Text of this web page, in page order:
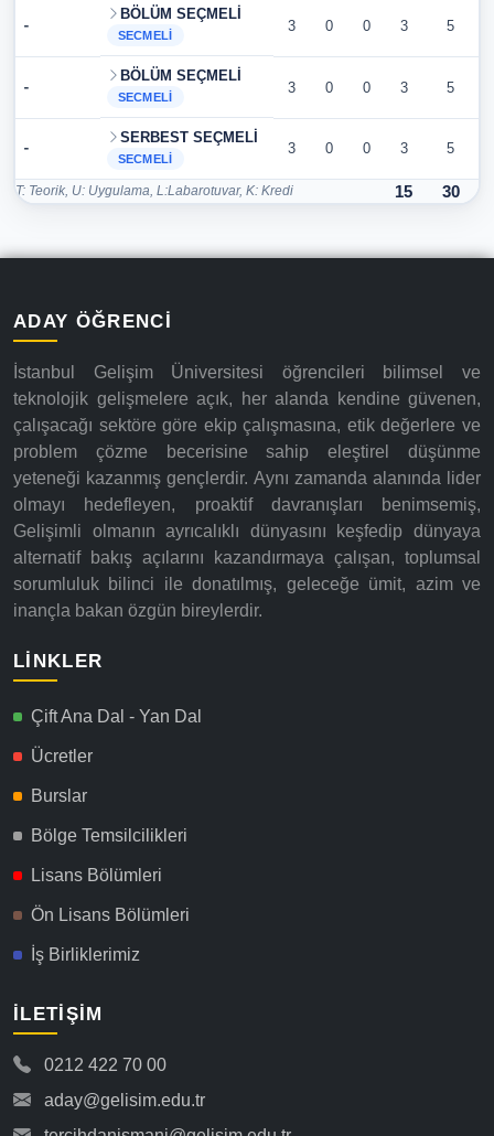
-
BÖLÜM SEÇMELİ
SECMELI
3 0 0 3 5
-
BÖLÜM SEÇMELİ
SECMELI
3 0 0 3 5
-
SERBEST SEÇMELİ
SECMELI
3 0 0 3 5
T: Teorik, U: Uygulama, L:Labarotuvar, K: Kredi 15 30
ADAY ÖĞRENCI
İstanbul Gelişim Üniversitesi öğrencileri bilimsel ve
teknolojik gelişmelere açık, her alanda kendine güvenen,
çalışacağı sektöre göre ekip çalışmasına, etik değerlere ve
problem çözme becerisine sahip eleştirel düşünme
yeteneği kazanmış gençlerdir. Aynı zamanda alanında lider
olmayı hedefleyen, proaktif davranışları benimsemiş,
Gelişimli olmanın ayrıcalıklı dünyasını keşfedip dünyaya
alternatif bakış açılarını kazandırmaya çalışan, toplumsal
sorumluluk bilinci ile donatılmış, geleceğe ümit, azim ve
inançla bakan özgün bireylerdir.
LINKLER
Çift Ana Dal - Yan Dal
Ücretler
Burslar
Bölge Temsilcilikleri
Lisans Bölümleri
Ön Lisans Bölümleri
İş Birliklerimiz
İLETIŞIM
0212 422 70 00
aday@gelisim.edu.tr